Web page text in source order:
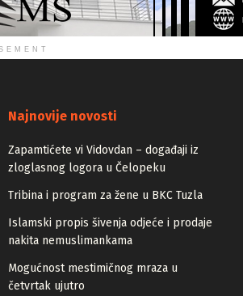
Najnovije novosti
zloglasnog logora u Čelopeku
Islamski propis šivenja odjeće i prodaje
četvrtak ujutro